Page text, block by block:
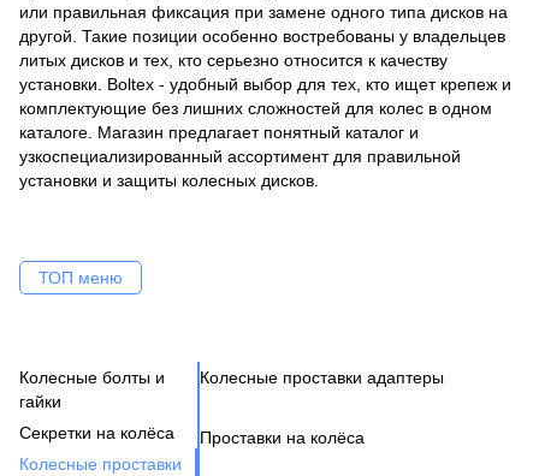
или правильная фиксация при замене одного типа дисков на
другой. Такие позиции особенно востребованы у владельцев
литых дисков и тех, кто серьезно относится к качеству
установки. Boltex - удобный выбор для тех, кто ищет крепеж и
комплектующие без лишних сложностей для колес в одном
каталоге. Магазин предлагает понятный каталог и
узкоспециализированный ассортимент для правильной
установки и защиты колесных дисков.
ТОП меню
Колесные болты и
гайки
Секретки на колёса
Колесные проставки
Колесные проставки адаптеры
Проставки на колёса